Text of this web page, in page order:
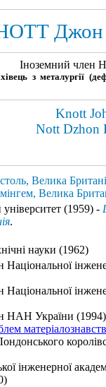
Джон
Іноземний член
з металургії
Knott
Nott Dzhon
Велика
Велика
(1959) -
.
науки (1962)
Національної
НАН України (1994)
інженерної